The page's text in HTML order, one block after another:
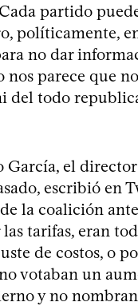
partido
políticamente,
no dar
parece que
del todo
García, el
escribió en
la coalición
las tarifas, eran
de costos, o
votaban un
y no nombran